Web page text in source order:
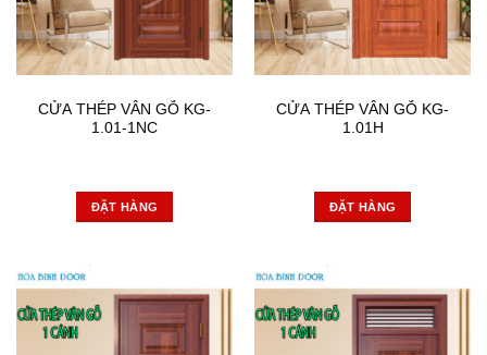
CỬA THÉP VÂN GỖ KG-
1.01-1NC
ĐẶT HÀNG
CỬA THÉP VÂN GỖ KG-
1.01H
ĐẶT HÀNG